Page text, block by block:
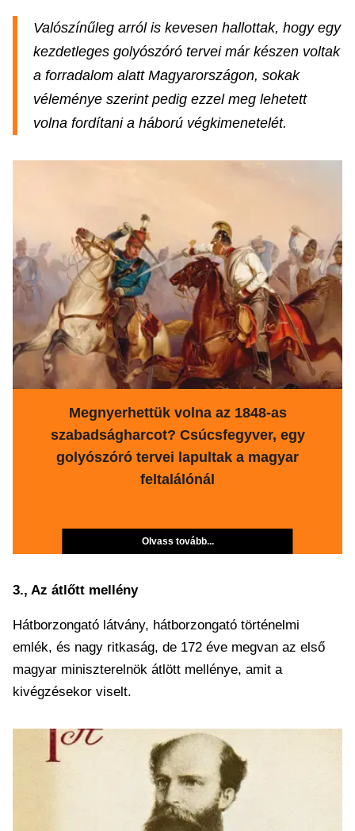
Valószínűleg arról is kevesen hallottak, hogy egy
kezdetleges golyószóró tervei már készen voltak
a forradalom alatt Magyarországon, sokak
véleménye szerint pedig ezzel meg lehetett
volna fordítani a háború végkimenetelét.
Megnyerhettük volna az 1848-as
szabadságharcot? Csúcsfegyver, egy
golyószóró tervei lapultak a magyar
feltalálónál
Olvass tovább...
3., Az átlőtt mellény
Hátborzongató látvány, hátborzongató történelmi
emlék, és nagy ritkaság, de 172 éve megvan az első
magyar miniszterelnök átlött mellénye, amit a
kivégzésekor viselt.